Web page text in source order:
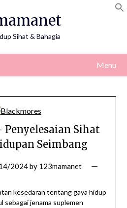
Sihat & Bahagia
Menu
Penyelesaian Sihat
Seimbang
2024by 123mamanet
kesedaran tentang gaya hidup
sebagai jenama suplemen